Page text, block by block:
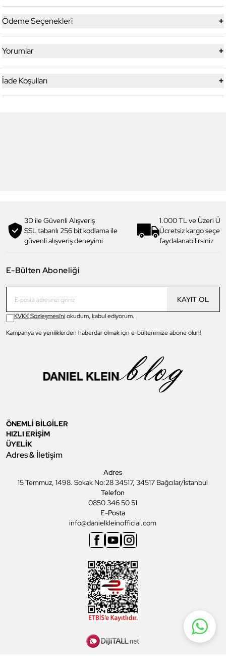
Ödeme Seçenekleri +
Yorumlar +
İade Koşulları +
3D ile Güvenli Alışveriş
SSL tabanlı 256 bit kodlama ile
güvenli alışveriş deneyimi
1.000 TL ve Üzeri
Ücretsiz kargo
faydalanabilirsiniz
E-Bülten Aboneliği
KAYIT OL
KVKK Sözleşmesi'niokudum, kabul ediyorum.
Kampanya ve yeniliklerden haberdar olmak için e-bültenimize abone olun!
ÖNEMLİ BİLGİLER
HIZLI ERİŞİM
ÜYELİK
Adres & İletişim
Adres
15 Temmuz, 1498. Sokak No:28 34517, 34517 Bağcılar/İstanbul
Telefon
0850 346 50 51
E-Posta
info@danielkleinofficial.com
Facebook
YoutubeInstagram